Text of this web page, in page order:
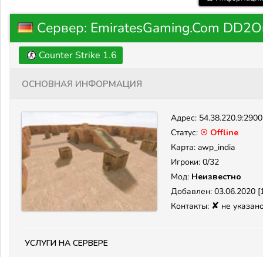
Сервер: EmiratesGaming.Com
Counter Strike 1.6
Основная информация
Адрес:
Статус: ☉ Offline
Карта: awp_india
Игроки: 0/32
Мод: Неизвестно
Добавлен: 03.06.2020
Контакты: ✘ не
Услуги на сервере